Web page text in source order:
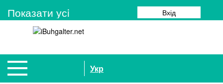
Показати усi Вхід
Укр